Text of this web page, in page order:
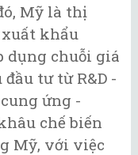
Mỹ là thị
khẩu
dụng chuỗi giá
tư từ R&D -
ứng -
chế biến
Mỹ, với việc